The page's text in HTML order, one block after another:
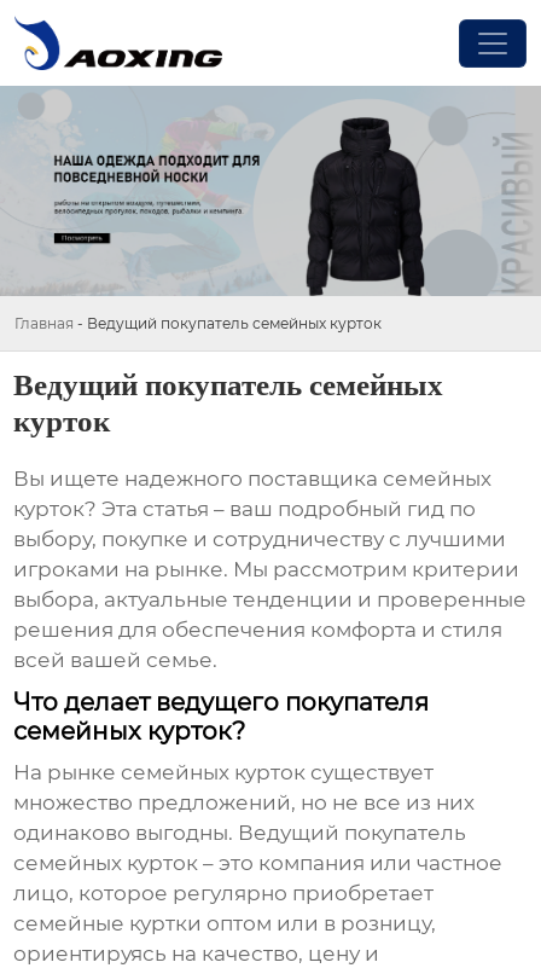
Главная - Ведущий покупатель семейных курток
Ведущий покупатель семейных
курток
Вы ищете надежного поставщика семейных
курток? Эта статья – ваш подробный гид по
выбору, покупке и сотрудничеству с лучшими
игроками на рынке. Мы рассмотрим критерии
выбора, актуальные тенденции и проверенные
решения для обеспечения комфорта и стиля
всей вашей семье.
Что делает ведущего покупателя
семейных курток?
На рынке семейных курток существует
множество предложений, но не все из них
одинаково выгодны. Ведущий покупатель
семейных курток – это компания или частное
лицо, которое регулярно приобретает
семейные куртки оптом или в розницу,
ориентируясь на качество, цену и